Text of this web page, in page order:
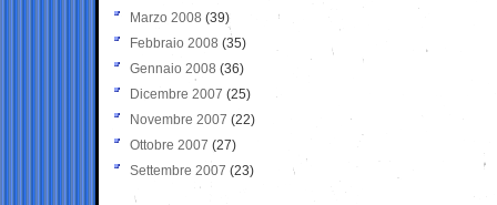
Marzo 2008 (39)
Febbraio 2008 (35)
Gennaio 2008 (36)
Dicembre 2007 (25)
Novembre 2007 (22)
Ottobre 2007 (27)
Settembre 2007 (23)